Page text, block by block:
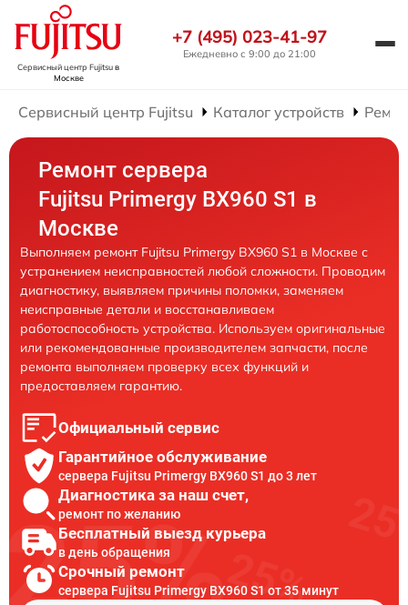
Сервисный центр Fujitsuв
Москве
+7 (495) 023-41-97
Ежедневно с 9:00 до 21:00
Сервисный центр Fujitsu Каталог устройств
Ремонт сервера
Fujitsu Primergy BX960 S1 в
Москве
Выполняем ремонт Fujitsu Primergy BX960 S1 в Москве с
устранением неисправностей любой сложности. Проводим
диагностику, выявляем причины поломки, заменяем
неисправные детали и восстанавливаем
работоспособность устройства. Используем оригинальные
или рекомендованные производителем запчасти, после
ремонта выполняем проверку всех функций и
предоставляем гарантию.
Официальный сервис
Гарантийное обслуживание
сервера Fujitsu Primergy BX960 S1 до 3 лет
Диагностика за наш счет,
ремонт по желанию
Бесплатный выезд курьера
в день обращения
Срочный ремонт
сервера Fujitsu Primergy BX960 S1 от 35 минут